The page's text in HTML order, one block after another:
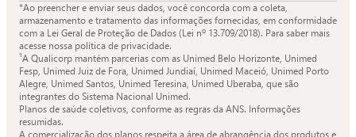
*Ao preencher e enviar seus dados, você concorda com a coleta,
armazenamento e tratamento das informações fornecidas, em conformidade
com a Lei Geral de Proteção de Dados (Lei nº 13.709/2018). Para saber mais
acesse nossa política de privacidade.
¹A Qualicorp mantém parcerias com as Unimed Belo Horizonte, Unimed
Fesp, Unimed Juiz de Fora, Unimed Jundiaí, Unimed Maceió, Unimed Porto
Alegre, Unimed Santos, Unimed Teresina, Unimed Uberaba, que são
integrantes do Sistema Nacional Unimed.
Planos de saúde coletivos, conforme as regras da ANS. Informações
resumidas.
A comercialização dos planos respeita a área de abrangência dos produtos e